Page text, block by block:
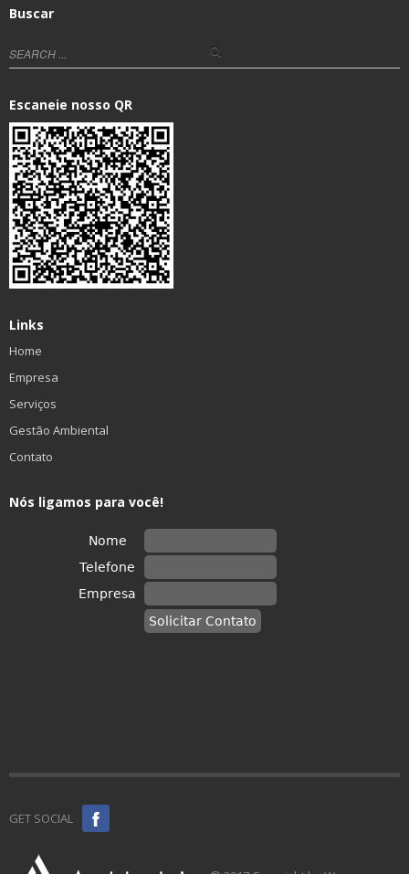
Buscar
Escaneie nosso QR
Links
Home
Empresa
Serviços
Gestão Ambiental
Contato
Nós ligamos para você!
GET SOCIAL